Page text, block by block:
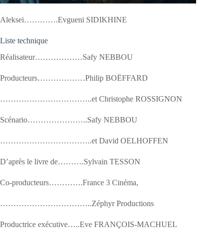
Aleksei………….Evgueni SIDIKHINE
Liste technique
Réalisateur………………Safy NEBBOU
Producteurs………………Philip BOËFFARD
……………………………..et Christophe ROSSIGNON
Scénario…………………..Safy NEBBOU
……………………………..et David OELHOFFEN
D’après le livre de……….Sylvain TESSON
Co-producteurs………….France 3 Cinéma,
……………………………..Zéphyr Productions
Productrice exécutive…..Eve FRANÇOIS-MACHUEL